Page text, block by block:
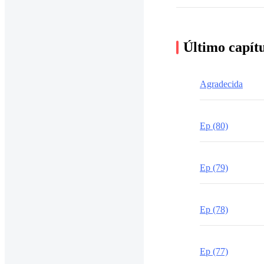
Último
Agradecida
Ep (80)
Ep (79)
Ep (78)
Ep (77)